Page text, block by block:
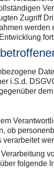
Zugriff
werden
i.S.d.
ob
verarbeitet
folgende